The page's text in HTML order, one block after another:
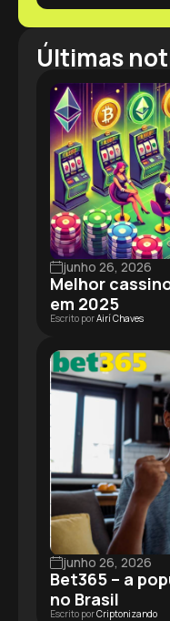
Últimas
junho 26, 2026
Melhor
em 2025
Escrito porAirí Chaves
junho 26, 2026
Bet365 – a
no Brasil
Escrito porCriptonizando